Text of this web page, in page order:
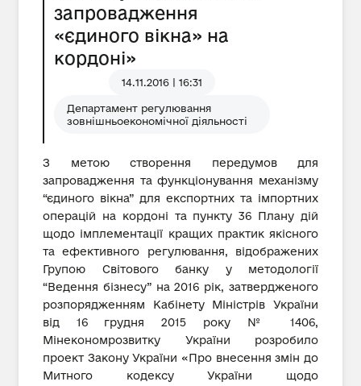
запровадження
«єдиного вікна» на
кордоні»
14.11.2016 | 16:31
Департамент регулювання
зовнішньоекономічної діяльності
З метою створення передумов для
запровадження та функціонування механізму
“єдиного вікна” для експортних та імпортних
операцій на кордоні та пункту 36 Плану дій
щодо імплементації кращих практик якісного
та ефективного регулювання, відображених
Групою Світового банку у методології
“Ведення бізнесу” на 2016 рік, затвердженого
розпорядженням Кабінету Міністрів України
від 16 грудня 2015 року № 1406,
Мінекономрозвитку України розробило
проект Закону України «Про внесення змін до
Митного кодексу України щодо